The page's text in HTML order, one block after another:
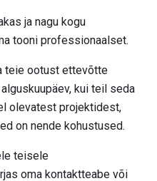
ja nagu kogu
tooni professionaalset.
teie ootust ettevõtte
kui teil seda
olevatest projektidest,
on nende kohustused.
teisele
oma kontaktteabe või